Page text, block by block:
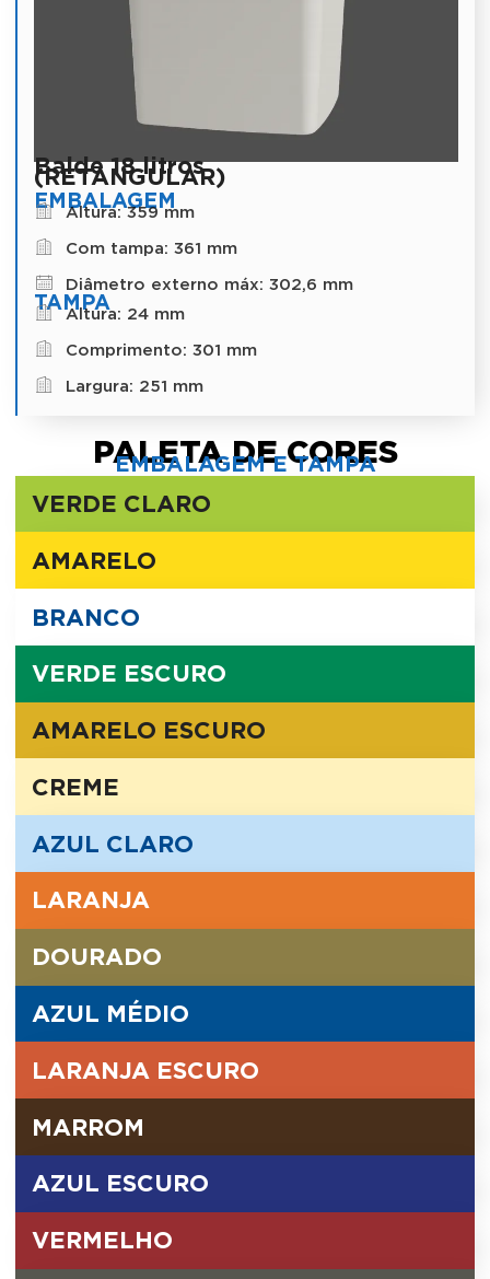
Balde 18 litros
(RETANGULAR)
EMBALAGEM
Altura: 359 mm
Com tampa: 361 mm
Diâmetro externo máx: 302,6 mm
TAMPA
Altura: 24 mm
Comprimento: 301 mm
Largura: 251 mm
PALETA DE CORES
EMBALAGEM E TAMPA
VERDE CLARO
AMARELO
BRANCO
VERDE ESCURO
AMARELO ESCURO
CREME
AZUL CLARO
LARANJA
DOURADO
AZUL MÉDIO
LARANJA ESCURO
MARROM
AZUL ESCURO
VERMELHO